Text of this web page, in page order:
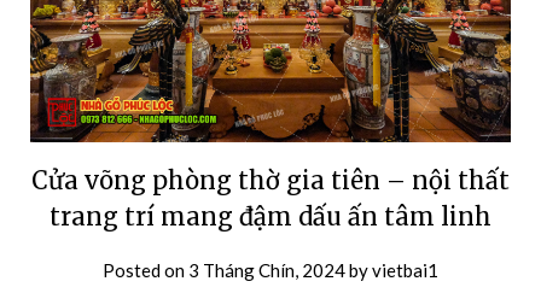
Cửa võng phòng thờ gia tiên – nội thất
trang trí mang đậm dấu ấn tâm linh
Posted on 3 Tháng Chín, 2024byvietbai1